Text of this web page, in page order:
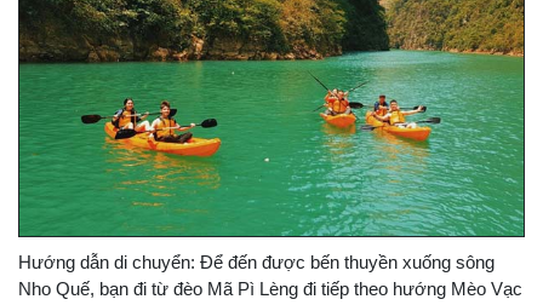
Hướng dẫn di chuyển: Để đến được bến thuyền xuống sông
Nho Quế, bạn đi từ đèo Mã Pì Lèng đi tiếp theo hướng Mèo Vạc